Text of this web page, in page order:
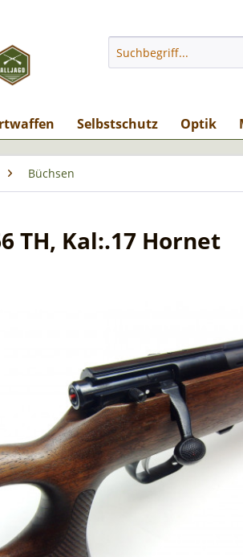
Selbstschutz Optik
Büchsen
TH, Kal:.17 Hornet